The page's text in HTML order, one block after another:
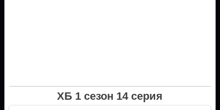
ХБ 1 сезон 14 серия